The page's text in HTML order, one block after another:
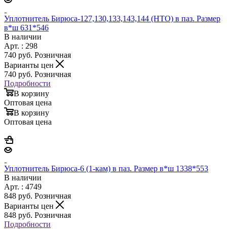
Уплотнитель Бирюса-127,130,133,143,144 (НТО) в паз. Размер
в*ш 631*546
В наличии
Арт. : 298
740 руб. Розничная
Варианты цен
740 руб. Розничная
Подробности
В корзину
Оптовая цена
В корзину
Оптовая цена
Уплотнитель Бирюса-6 (1-кам) в паз. Размер в*ш 1338*553
В наличии
Арт. : 4749
848 руб. Розничная
Варианты цен
848 руб. Розничная
Подробности